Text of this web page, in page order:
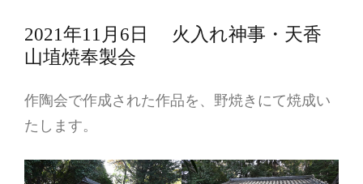
2021年11月6日 火入れ神事・天香
山埴焼奉製会
作陶会で作成された作品を、野焼きにて焼成い
たします。